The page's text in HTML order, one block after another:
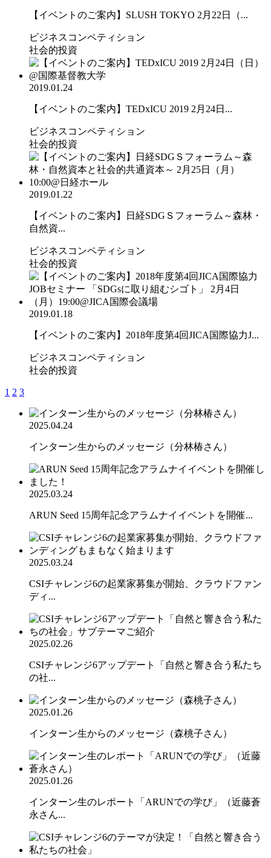
【イベントのご案内】SLUSH TOKYO 2月22日（...
ビジネスコンペティション
社会的投資
2019.01.24
【イベントのご案内】TEDxICU 2019 2月24日...
ビジネスコンペティション
社会的投資
2019.01.22
【イベントのご案内】日経SDGＳフォーラム～森林・
自然資...
ビジネスコンペティション
社会的投資
2019.01.18
【イベントのご案内】2018年度第4回JICA国際協力J...
ビジネスコンペティション
社会的投資
1 2 3
2025.04.24
インターン生からのメッセージ（分林椿さん）
2025.03.24
ARUN Seed 15周年記念アラムナイイベントを開催...
2025.03.24
CSIチャレンジ6の起業家募集が開始、クラウドファン
ディ...
2025.02.26
CSIチャレンジ6アップデート「自然と響き合う私たち
の社...
2025.01.26
インターン生からのメッセージ（森桃子さん）
2025.01.26
インターン生のレポート「ARUNでの学び」（近藤蒼
永さん...